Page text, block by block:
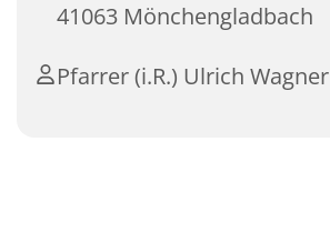
41063 Mönchengladbach
Pfarrer (i.R.) Ulrich Wagner